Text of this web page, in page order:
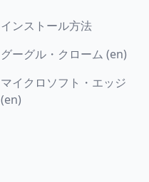
インストール方法
グーグル・クローム (en)
マイクロソフト・エッジ
(en)